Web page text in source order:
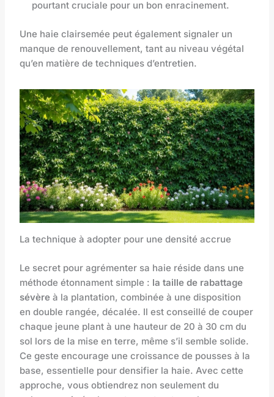
pourtant cruciale pour un bon enracinement.
Une haie clairsemée peut également signaler un
manque de renouvellement, tant au niveau végétal
qu’en matière de techniques d’entretien.
La technique à adopter pour une densité accrue
Le secret pour agrémenter sa haie réside dans une
méthode étonnament simple : la taille de rabattage
sévère à la plantation, combinée à une disposition
en double rangée, décalée. Il est conseillé de couper
chaque jeune plant à une hauteur de 20 à 30 cm du
sol lors de la mise en terre, même s’il semble solide.
Ce geste encourage une croissance de pousses à la
base, essentielle pour densifier la haie. Avec cette
approche, vous obtiendrez non seulement du